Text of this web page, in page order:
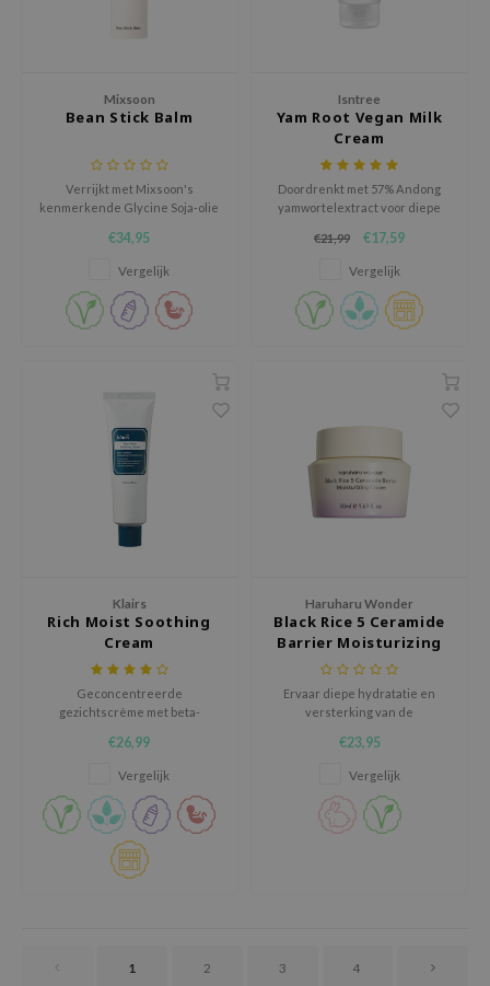
Mixsoon
Bean Stick Balm
Verrijkt met Mixsoon's
kenmerkende Glycine Soja-olie
voor een gezonde, stralende
€34,95
Vergelijk
Isntree
Yam Root Vegan Milk
Cream
Doordrenkt met 57% Andong
yamwortelextract voor diepe
botanische fyto mucine en
beschermen en te versterken.
€21,99 €17,59
Vergelijk
Klairs
Rich Moist Soothing
Cream
Geconcentreerde
gezichtscrème met beta-
vochtbalans en de
beschermende barrière van de
huid te ondersteunen.
€26,99
Vergelijk
Haruharu Wonder
Black Rice 5 Ceramide
Barrier Moisturizing
Cream
Ervaar diepe hydratatie en
versterking van de
Wonder Black Rice 5 Ceramide
Barrier Moisturizing Cream.
€23,95
Vergelijk
1 2 3 4